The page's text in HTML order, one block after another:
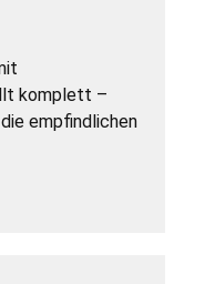
komplett –
empfindlichen